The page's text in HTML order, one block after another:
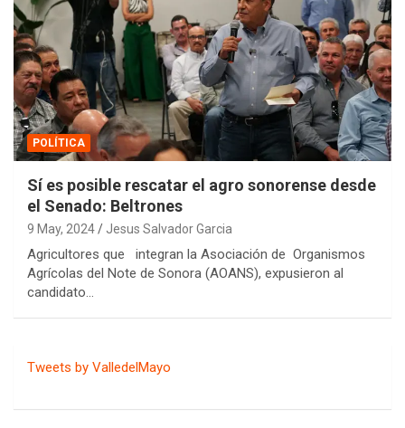
POLÍTICA
Sí es posible rescatar el agro sonorense desde
el Senado: Beltrones
9 May, 2024 Jesus Salvador Garcia
Agricultores que integran la Asociación de Organismos
Agrícolas del Note de Sonora (AOANS), expusieron al
candidato…
Tweets by ValledelMayo